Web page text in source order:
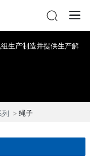
生产制造并提供生产解
列 绳子